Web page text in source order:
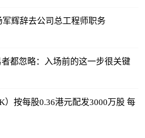
辉辞去公司总工程师职务
都忽略：入场前的这一步很关键
）按每股0.36港元配发3000万股 每